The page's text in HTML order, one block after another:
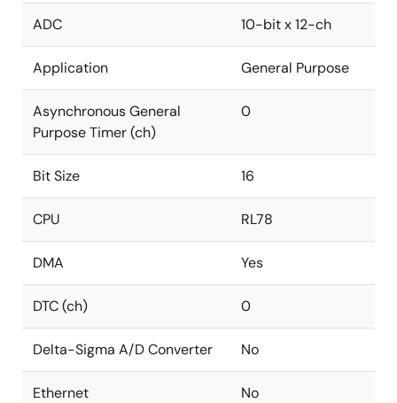
ADC 10-bit x 12-ch
Application General Purpose
Asynchronous General
Purpose Timer (ch)
0
Bit Size 16
CPU RL78
DMA Yes
DTC (ch) 0
Delta-Sigma A/D Converter No
Ethernet No